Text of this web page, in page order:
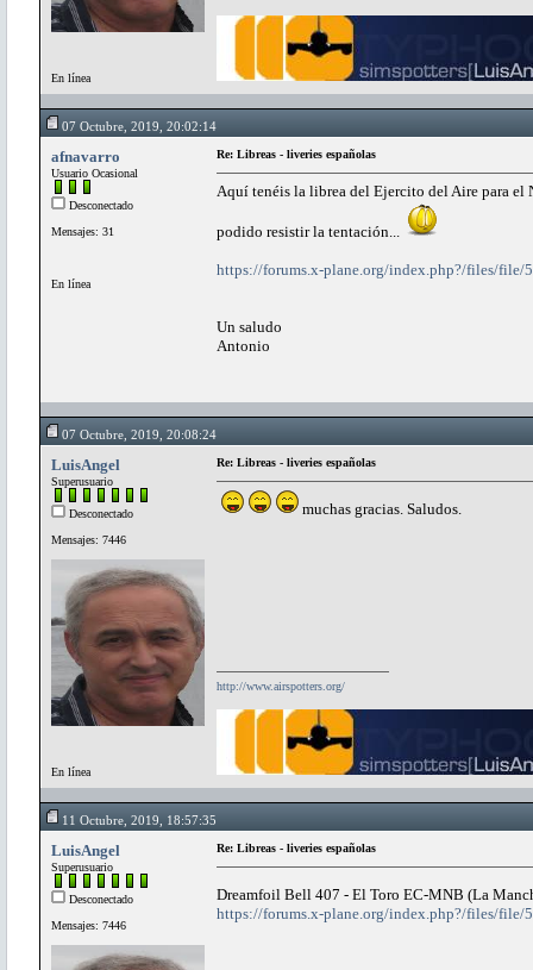
En línea
07 Octubre, 2019, 20:02:14
afnavarro
Usuario Ocasional
Desconectado
Mensajes: 31
En línea
Re: Libreas - liveries españolas
Aquí tenéis la librea del Ejercito del Aire para
podido resistir la tentación...
https://forums.x-plane.org/index.php?/files/file/
Un saludo
Antonio
07 Octubre, 2019, 20:08:24
LuisAngel
Superusuario
Desconectado
Mensajes: 7446
En línea
Re: Libreas - liveries españolas
muchas gracias. Saludos.
http://www.airspotters.org/
11 Octubre, 2019, 18:57:35
LuisAngel
Superusuario
Desconectado
Mensajes: 7446
Re: Libreas - liveries españolas
Dreamfoil Bell 407 - El Toro EC-MNB (La
https://forums.x-plane.org/index.php?/files/file/